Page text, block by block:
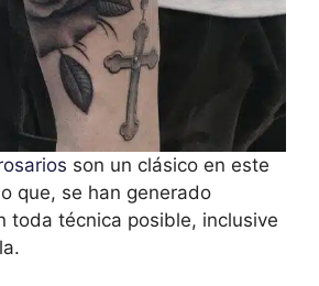
son un clásico en este
que, se han generado
toda técnica posible, inclusive